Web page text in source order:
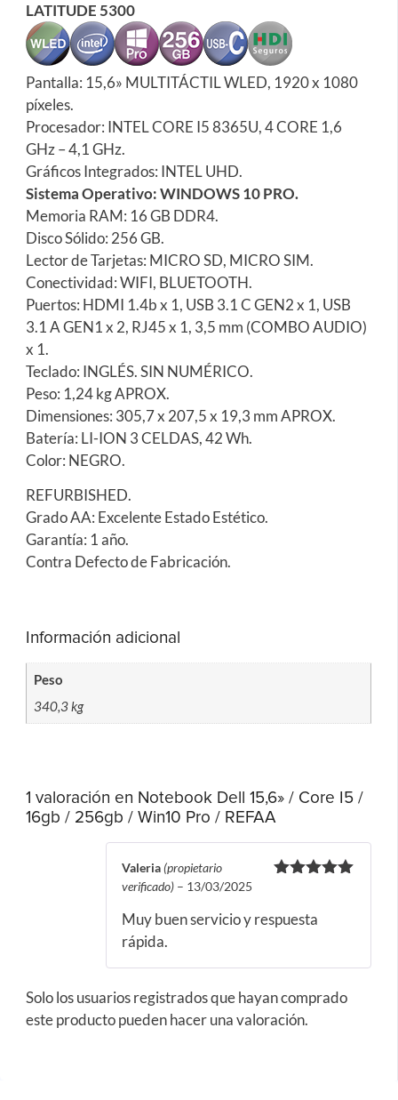
LATITUDE 5300
Pantalla: 15,6» MULTITÁCTIL WLED, 1920 x 1080
píxeles.
Procesador: INTEL CORE I5 8365U, 4 CORE 1,6
GHz – 4,1 GHz.
Gráficos Integrados: INTEL UHD.
Sistema Operativo: WINDOWS 10 PRO.
Memoria RAM: 16 GB DDR4.
Disco Sólido: 256 GB.
Lector de Tarjetas: MICRO SD, MICRO SIM.
Conectividad: WIFI, BLUETOOTH.
Puertos: HDMI 1.4b x 1, USB 3.1 C GEN2 x 1, USB
3.1 A GEN1 x 2, RJ45 x 1, 3,5 mm (COMBO AUDIO)
x 1.
Teclado: INGLÉS. SIN NUMÉRICO.
Peso: 1,24 kg APROX.
Dimensiones: 305,7 x 207,5 x 19,3 mm APROX.
Batería: LI-ION 3 CELDAS, 42 Wh.
Color: NEGRO.
REFURBISHED.
Grado AA: Excelente Estado Estético.
Garantía: 1 año.
Contra Defecto de Fabricación.
Información adicional
Peso
340,3 kg
1 valoración en Notebook Dell 15,6» / Core I5 /
16gb / 256gb / Win10 Pro / REFAA
Valeria (propietario
verificado) – 13/03/2025
Muy buen servicio y respuesta
rápida.
Solo los usuarios registrados que hayan comprado
este producto pueden hacer una valoración.